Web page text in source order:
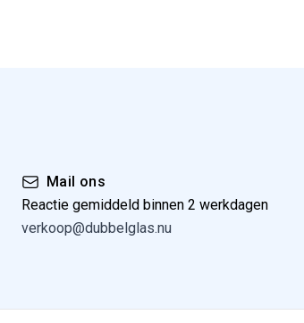
Mail ons
Reactie gemiddeld binnen 2 werkdagen
verkoop@dubbelglas.nu